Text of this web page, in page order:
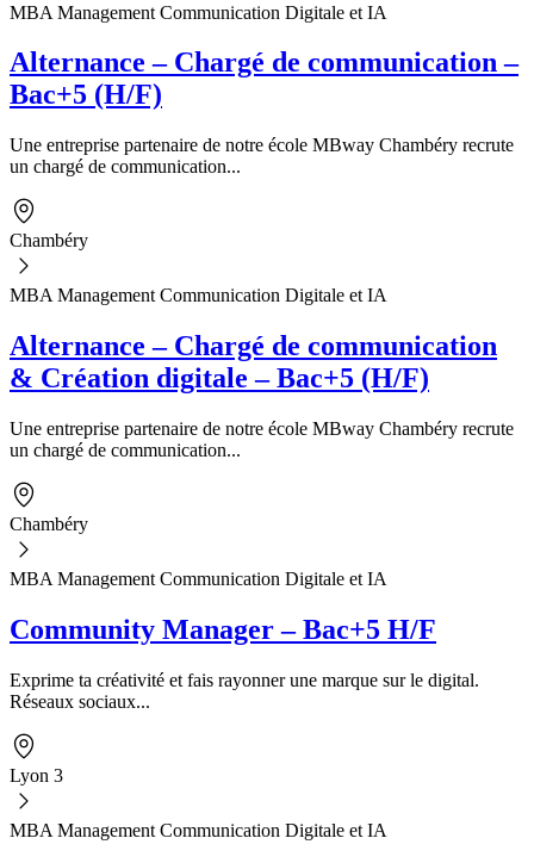
MBA Management Communication Digitale et IA
Alternance – Chargé de communication –
Bac+5 (H/F)
Une entreprise partenaire de notre école MBway Chambéry recrute
un chargé de communication...
Chambéry
MBA Management Communication Digitale et IA
Alternance – Chargé de communication
& Création digitale – Bac+5 (H/F)
Une entreprise partenaire de notre école MBway Chambéry recrute
un chargé de communication...
Chambéry
MBA Management Communication Digitale et IA
Community Manager – Bac+5 H/F
Exprime ta créativité et fais rayonner une marque sur le digital.
Réseaux sociaux...
Lyon 3
MBA Management Communication Digitale et IA